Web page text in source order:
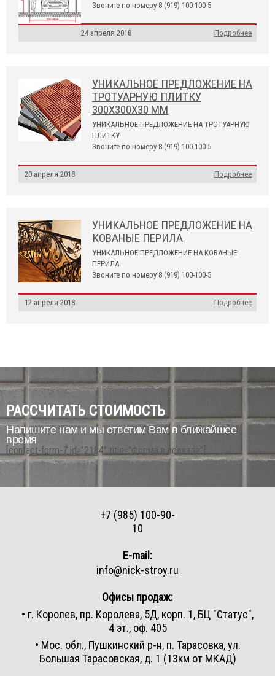
Звоните по номеру 8 (919) 100-100-5
24 апреля 2018 Подробнее
УНИКАЛЬНОЕ ПРЕДЛОЖЕНИЕ НА
ТРОТУАРНУЮ ПЛИТКУ
300Х300Х30 ММ
УНИКАЛЬНОЕ ПРЕДЛОЖЕНИЕ НА ТРОТУАРНУЮ
ПЛИТКУ
Звоните по номеру 8 (919) 100-100-5
20 апреля 2018 Подробнее
УНИКАЛЬНОЕ ПРЕДЛОЖЕНИЕ НА
КОВАНЫЕ ПЕРИЛА
УНИКАЛЬНОЕ ПРЕДЛОЖЕНИЕ НА КОВАНЫЕ
ПЕРИЛА
Звоните по номеру 8 (919) 100-100-5
12 апреля 2018 Подробнее
РАССЧИТАТЬ СТОИМОСТЬ
Напишите нам и мы ответим Вам в ближайшее
время
[contact-form-7 id="2184" title="Форма в подвале"]
Офисы продаж:
• г. Королев, пр. Королева, 5Д, корп. 1, БЦ "Статус",
4 эт., оф. 405
• Мос. обл., Пушкинский р-н, п. Тарасовка, ул.
Большая Тарасовская, д. 1 (13км от МКАД)
+7 (985) 100-90-
10
E-mail:
info@nick-stroy.ru